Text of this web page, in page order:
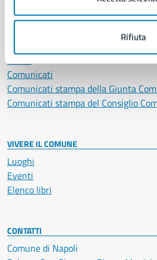
Rifiuta
Avvisi
Comunicati
Comunicati stampa della Giunta
Comunicati stampa del Consiglio
VIVERE IL COMUNE
Luoghi
Eventi
Elenco libri
CONTATTI
Comune di Napoli